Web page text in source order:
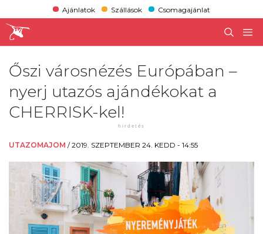
Ajánlatok Szállások Csomagajánlat
Őszi városnézés Európában –
nyerj utazós ajándékokat a
CHERRISK-kel!
UTAZOMAJOM /2019. SZEPTEMBER 24. KEDD - 14:55